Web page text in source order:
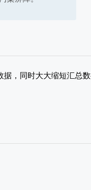
，同时大大缩短汇总